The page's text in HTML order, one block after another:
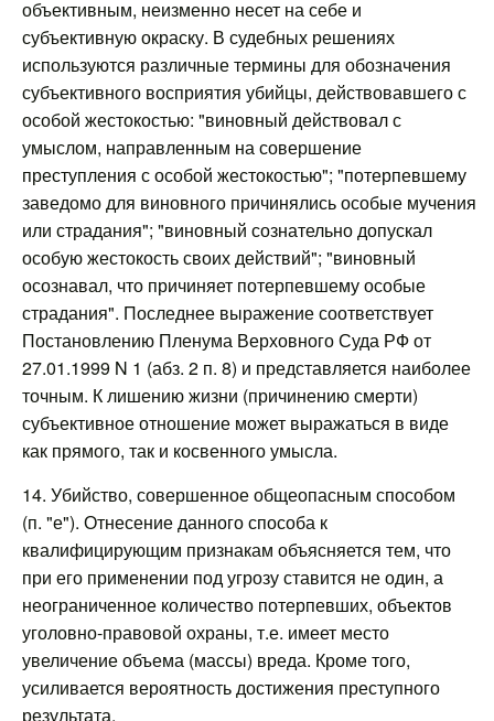
объективным, неизменно несет на себе и
субъективную окраску. В судебных решениях
используются различные термины для обозначения
субъективного восприятия убийцы, действовавшего с
особой жестокостью: "виновный действовал с
умыслом, направленным на совершение
преступления с особой жестокостью"; "потерпевшему
заведомо для виновного причинялись особые мучения
или страдания"; "виновный сознательно допускал
особую жестокость своих действий"; "виновный
осознавал, что причиняет потерпевшему особые
страдания". Последнее выражение соответствует
Постановлению Пленума Верховного Суда РФ от
27.01.1999 N 1 (абз. 2 п. 8) и представляется наиболее
точным. К лишению жизни (причинению смерти)
субъективное отношение может выражаться в виде
как прямого, так и косвенного умысла.
14. Убийство, совершенное общеопасным способом
(п. "е"). Отнесение данного способа к
квалифицирующим признакам объясняется тем, что
при его применении под угрозу ставится не один, а
неограниченное количество потерпевших, объектов
уголовно-правовой охраны, т.е. имеет место
увеличение объема (массы) вреда. Кроме того,
усиливается вероятность достижения преступного
результата.